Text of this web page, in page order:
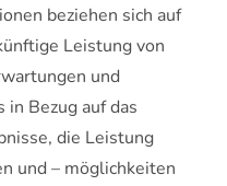
beziehen sich auf
Leistung von
und
in Bezug auf das
die Leistung
und – möglichkeiten